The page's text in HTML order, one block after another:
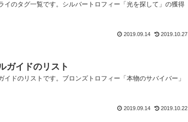
イのタグ一覧です。シルバートロフィー「光を探して」の獲得
2019.09.14 2019.10.27
イドのリスト
ドのリストです。ブロンズトロフィー「本物のサバイバー」
2019.09.14 2019.10.22